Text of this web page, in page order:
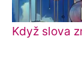
Když slova